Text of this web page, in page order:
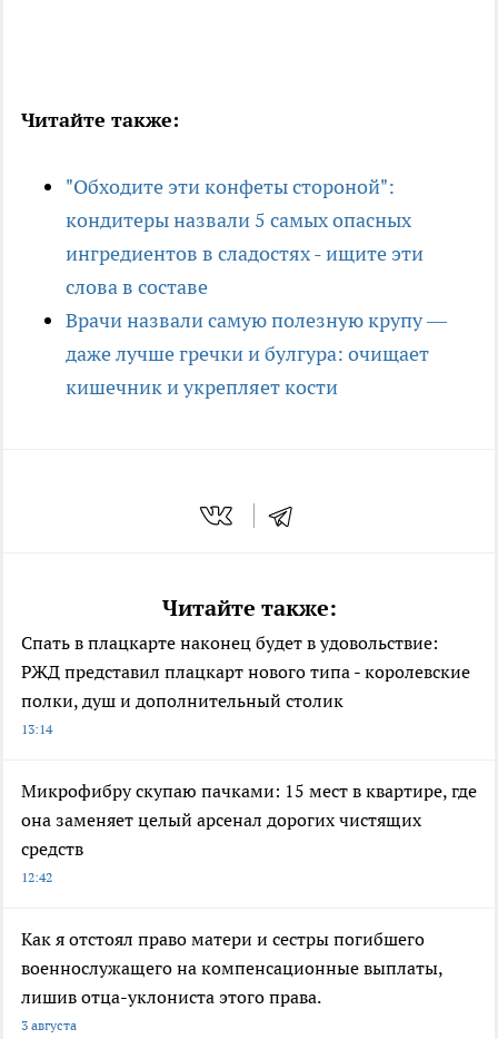
Читайте также:
"Обходите эти конфеты стороной":
кондитеры назвали 5 самых опасных
ингредиентов в сладостях - ищите эти
слова в составе
Врачи назвали самую полезную крупу —
даже лучше гречки и булгура: очищает
кишечник и укрепляет кости
Читайте также:
Спать в плацкарте наконец будет в удовольствие:
РЖД представил плацкарт нового типа - королевские
полки, душ и дополнительный столик
13:14
Микрофибру скупаю пачками: 15 мест в квартире, где
она заменяет целый арсенал дорогих чистящих
средств
12:42
Как я отстоял право матери и сестры погибшего
военнослужащего на компенсационные выплаты,
лишив отца-уклониста этого права.
3 августа